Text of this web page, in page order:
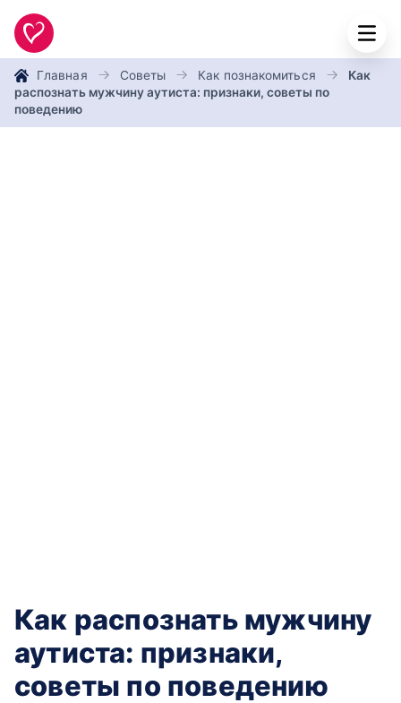
Главная Советы Как познакомиться
Как
распознать мужчину аутиста: признаки, советы по
поведению
Как распознать мужчину
аутиста: признаки,
советы по поведению